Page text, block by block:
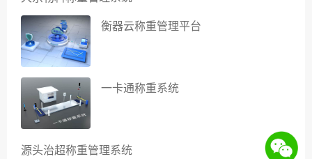
衡器云称重管理平台
一卡通称重系统
源头治超称重管理系统